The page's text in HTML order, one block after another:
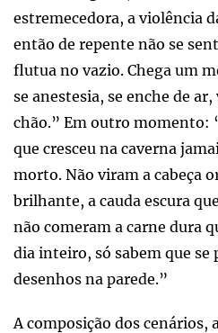
estremecedora, a violência
então de repente não se
flutua no vazio. Chega um
se anestesia, se enche de
chão.” Em outro momento:
que cresceu na caverna
morto. Não viram a cabeça
brilhante, a cauda escura
não comeram a carne dura
dia inteiro, só sabem que se
desenhos na parede.”
A composição dos cenários,